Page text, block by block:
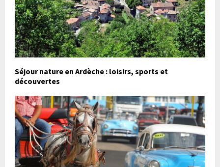
Séjour nature en Ardèche : loisirs, sports et
découvertes